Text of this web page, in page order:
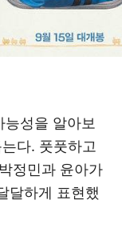
성을 알아보
다. 풋풋하고
정민과 윤아가
달하게 표현했